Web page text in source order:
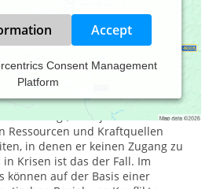
Accept
Consent Management
Platform
von einer tiefen Wertschätzung
Lebensmodellen
überzeugt, dass jeder Mensch über
Ressourcen und Kraftquellen
in denen er keinen Zugang zu
Krisen ist das der Fall. Im
können auf der Basis einer